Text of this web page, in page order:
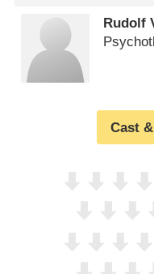
Rudolf
Cast